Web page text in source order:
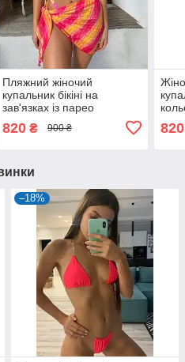
Пляжний жіночий
купальник бікіні на
зав'язках із парео
820₴ 900 ₴ 820
–18%